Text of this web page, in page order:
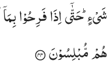
شَیْءٍ ؕحَتّٰۤیاِذَافَرِحُوْابِمَاۤ
هُمْمُّبْلِسُوْنَ